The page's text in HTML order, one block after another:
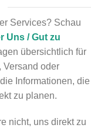
Services? Schau
Uns / Gut zu
übersichtlich für
Versand oder
Informationen, die
zu planen.
nicht, uns direkt zu